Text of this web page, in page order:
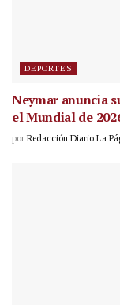
DEPORTES
Neymar anuncia
el Mundial de
por Redacción Diario La